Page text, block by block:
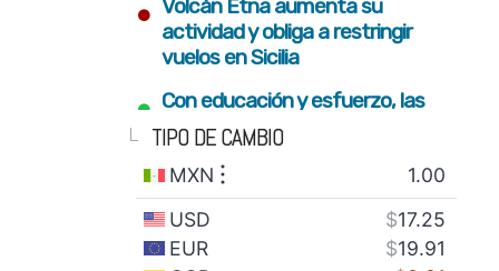
• Volcán Etna aumenta su
actividad y obliga a restringir
vuelos en Sicilia
• Con educación y esfuerzo, las
nuevas generaciones
construyen el futuro del estado
• Fortalecimiento del campo y
conectividad para bienestar de
familias serranas: Armenta Mier
TIPO DE CAMBIO